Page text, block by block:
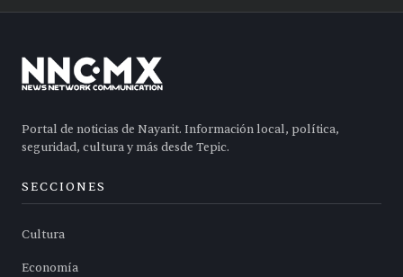
Portal de noticias de Nayarit. Información local, política,
seguridad, cultura y más desde Tepic.
SECCIONES
Cultura
Economía